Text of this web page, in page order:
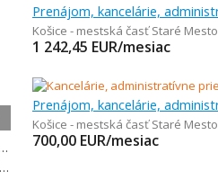
Košice - mestská časť Staré Mesto
1 242,45 EUR/mesiac
Košice - mestská časť Staré Mesto
700,00 EUR/mesiac